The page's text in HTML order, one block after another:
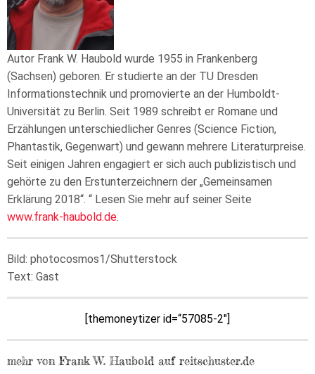
Autor Frank W. Haubold wurde 1955 in Frankenberg
(Sachsen) geboren. Er studierte an der TU Dresden
Informationstechnik und promovierte an der Humboldt-
Universität zu Berlin. Seit 1989 schreibt er Romane und
Erzählungen unterschiedlicher Genres (Science Fiction,
Phantastik, Gegenwart) und gewann mehrere Literaturpreise.
Seit einigen Jahren engagiert er sich auch publizistisch und
gehörte zu den Erstunterzeichnern der „Gemeinsamen
Erklärung 2018“. “ Lesen Sie mehr auf seiner Seite
www.frank-haubold.de.
Bild: photocosmos1/Shutterstock
Text: Gast
[themoneytizer id=“57085-2″]
mehr von Frank W. Haubold auf reitschuster.de